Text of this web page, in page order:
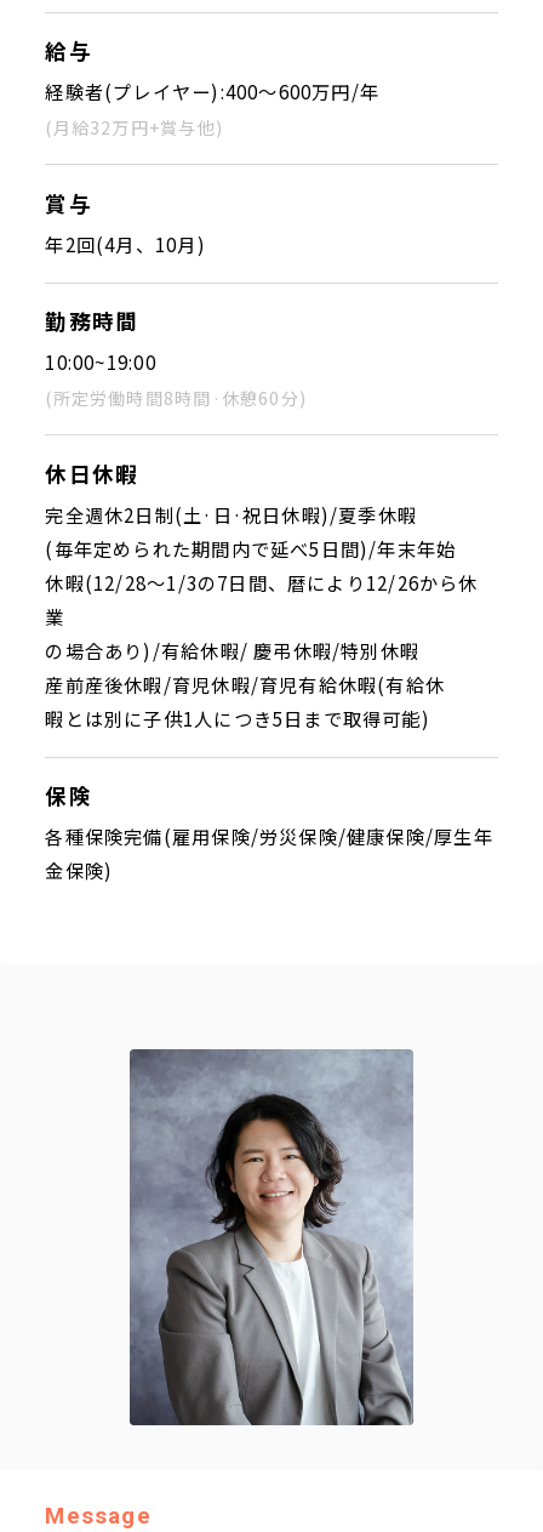
給与
経験者(プレイヤー):400〜600万円/年
(月給32万円+賞与他)
賞与
年2回(4月、10月)
勤務時間
10:00~19:00
(所定労働時間8時間·休憩60分)
休日休暇
完全週休2日制(土·日·祝日休暇)/夏季休暇
(毎年定められた期間内で延べ5日間)/年末年始
休暇(12/28〜1/3の7日間、暦により12/26から休
業
の場合あり)/有給休暇/ 慶弔休暇/特別休暇
産前産後休暇/育児休暇/育児有給休暇(有給休
暇とは別に子供1人につき5日まで取得可能)
保険
各種保険完備(雇用保険/労災保険/健康保険/厚生年
金保険)
Message